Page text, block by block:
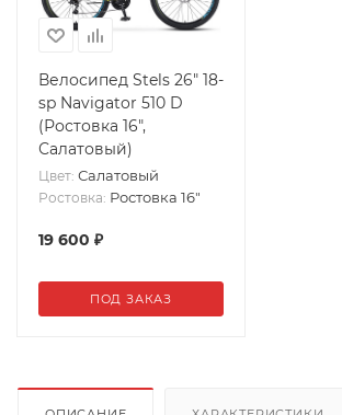
Велосипед Stels 26" 18-
sp Navigator 510 D
(Ростовка 16",
Салатовый)
Цвет: Салатовый
Ростовка: Ростовка 16"
19 600 ₽
ПОД ЗАКАЗ